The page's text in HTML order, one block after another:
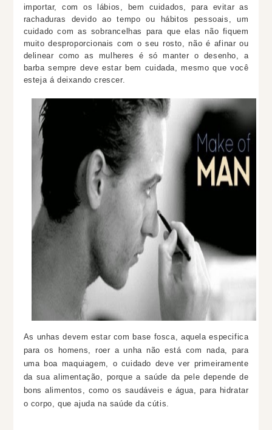
importar, com os lábios, bem cuidados, para evitar as
rachaduras devido ao tempo ou hábitos pessoais, um
cuidado com as sobrancelhas para que elas não fiquem
muito desproporcionais com o seu rosto, não é afinar ou
delinear como as mulheres é só manter o desenho, a
barba sempre deve estar bem cuidada, mesmo que você
esteja á deixando crescer.
As unhas devem estar com base fosca, aquela especifica
para os homens, roer a unha não está com nada, para
uma boa maquiagem, o cuidado deve ver primeiramente
da sua alimentação, porque a saúde da pele depende de
bons alimentos, como os saudáveis e água , para hidratar
o corpo, que ajuda na saúde dacútis